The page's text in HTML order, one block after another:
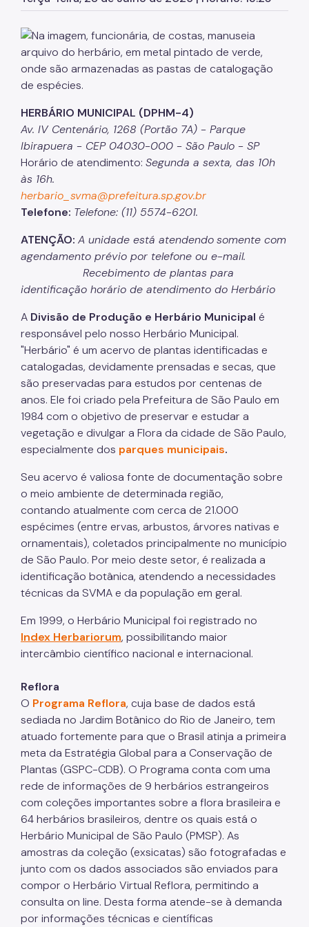
Herbário Municipal
Parques Urbanos
Parques Concessionados
Unidades de Conservação
Trilha Interparques
Viveiros Municipais
Educação Ambiental UMAPAZ
Programação
Planetários
Planejamento Ambiental
Patrimônio Ambiental
Projetos Urbanos
Informações Ambientais
Licenciamento Ambiental
Licenciamento Ambiental Industrial
Licenciamento Ambiental Não-Industrial
Áreas Contaminadas
Estudos Ambientais
Produtos Perigosos
TCA - Termo de Compromisso Ambiental
Motogeradores
IPVA
Fiscalização Ambiental
TAC - Termo de Ajustamento de Conduta
Mudanças Climáticas
Comitê do Clima
Inventário de GEE
Plano de Ação Climática
COMFROTA-SP
Planos
Mata Atlântica
HERBÁRIO MUNICIPAL (DPHM-4)
Av. IV Centenário, 1268 (Portão 7A) - Parque
Ibirapuera - CEP 04030-000 - São Paulo - SP
Horário de atendimento: Segunda a sexta, das 10h
às 16h.
herbario_svma@prefeitura.sp.gov.br
Telefone: Telefone: (11) 5574-6201.
ATENÇÃO: A unidade está atendendosomente com
agendamento prévio por telefone ou e-mail.
Recebimento de plantas para
identificação horário de atendimento do Herbário
A Divisão de Produção e Herbário Municipal é
responsável pelo nosso Herbário Municipal.
"Herbário" é um acervo de plantas identificadas e
catalogadas, devidamente prensadas e secas, que
são preservadas para estudos por centenas de
anos. Ele foi criado pela Prefeitura de São Paulo em
1984 com o objetivo de preservar e estudar a
vegetação e divulgar a Flora da cidade de São Paulo,
especialmente dos parques municipais.
Seu acervo é valiosa fonte de documentação sobre
o meio ambiente de determinada região,
contando atualmente com cerca de 21.000
espécimes (entre ervas, arbustos, árvores nativas e
ornamentais), coletados principalmente no município
de São Paulo. Por meio deste setor, é realizada a
identificação botânica, atendendo a necessidades
técnicas da SVMA e da população em geral.
Em 1999, o Herbário Municipal foi registrado no
Index Herbariorum, possibilitando maior
intercâmbio científico nacional e internacional.
Reflora
O Programa Reflora, cuja base de dados está
sediada no Jardim Botânico do Rio de Janeiro, tem
atuado fortemente para que o Brasil atinja a primeira
meta da Estratégia Global para a Conservação de
Plantas (GSPC-CDB). O Programa conta com uma
rede de informações de 9 herbários estrangeiros
com coleções importantes sobre a flora brasileira e
64 herbários brasileiros, dentre os quais está o
Herbário Municipal de São Paulo (PMSP). As
amostras da coleção (exsicatas) são fotografadas e
junto com os dados associados são enviados para
compor o Herbário Virtual Reflora, permitindo a
consulta on line. Desta forma atende-se à demanda
por informações técnicas e científicas